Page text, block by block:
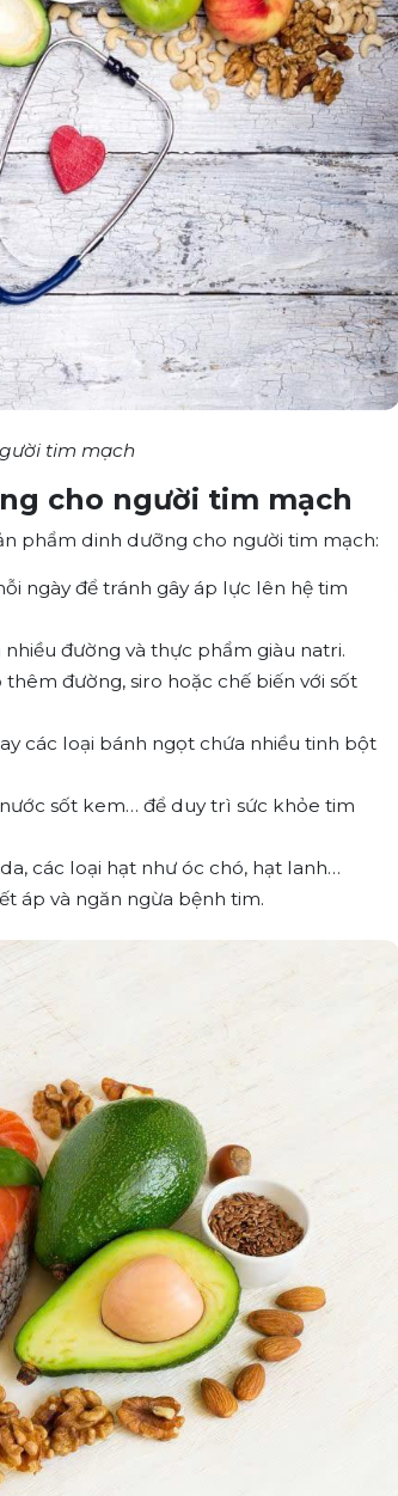
tim mạch
cho người tim mạch
phẩm dinh dưỡng cho người tim mạch:
ngày để tránh gây áp lực lên hệ tim
đường và thực phẩm giàu natri.
đường, siro hoặc chế biến với sốt
các loại bánh ngọt chứa nhiều tinh bột
sốt kem… để duy trì sức khỏe tim
các loại hạt như óc chó, hạt lanh…
áp và ngăn ngừa bệnh tim.